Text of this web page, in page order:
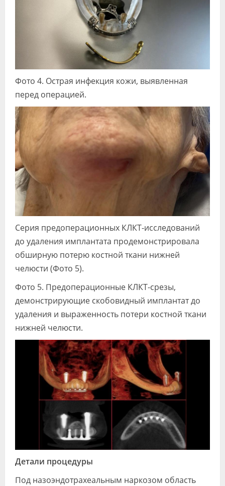
Фото 4. Острая инфекция кожи, выявленная
перед операцией.
Серия предоперационных КЛКТ-исследований
до удаления имплантата продемонстрировала
обширную потерю костной ткани нижней
челюсти (Фото 5).
Фото 5. Предоперационные КЛКТ-срезы,
демонстрирующие скобовидный имплантат до
удаления и выраженность потери костной ткани
нижней челюсти.
Детали процедуры
Под назоэндотрахеальным наркозом область